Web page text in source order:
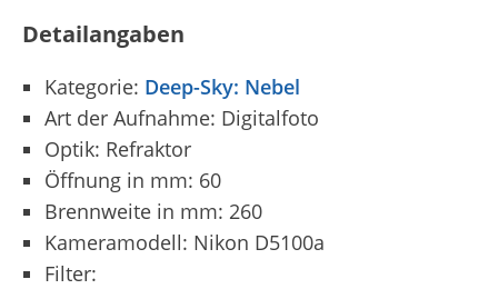
Detailangaben
Kategorie: Deep-Sky: Nebel
Art der Aufnahme: Digitalfoto
Optik: Refraktor
Öffnung in mm: 60
Brennweite in mm: 260
Kameramodell: Nikon D5100a
Filter: